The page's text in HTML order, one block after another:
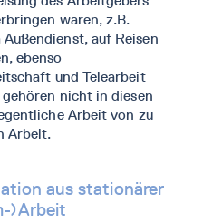
waren, z.B.
auf Reisen
ebenso
und Telearbeit
gehören nicht in diesen
Arbeit von zu
Arbeit.
aus stationärer
)Arbeit